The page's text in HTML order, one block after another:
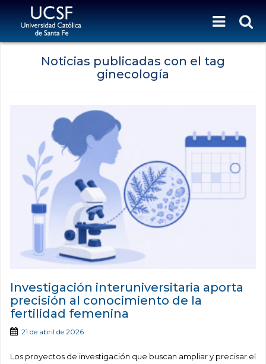
Noticias publicadas con el tag
ginecología
Investigación interuniversitaria aporta
precisión al conocimiento de la
fertilidad femenina
21 de abril de 2026
Los proyectos de investigación que buscan ampliar y precisar el